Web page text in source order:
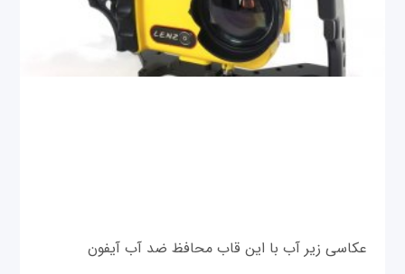
عکاسی زیر آب با این قاب محافظ ضد آب آیفون